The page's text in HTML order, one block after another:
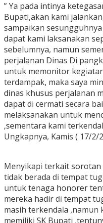
” Ya pada intinya
Bupati,akan kami
sampaikan
dapat kami laksanakan
sebelumnya, namun
perjalanan Dinas Di
untuk memonitor
terdampak, maka saya
dinas khusus perjalanan
dapat di cermati secara
melaksanakan untuk
,sementara kami
Ungkapnya, Kamis ( 17/2/
Menyikapi terkait
tidak berada di tempat
untuk tenaga honorer
mereka hadir di tempat
masih terkendala ,namun
memiliki SK Bupati